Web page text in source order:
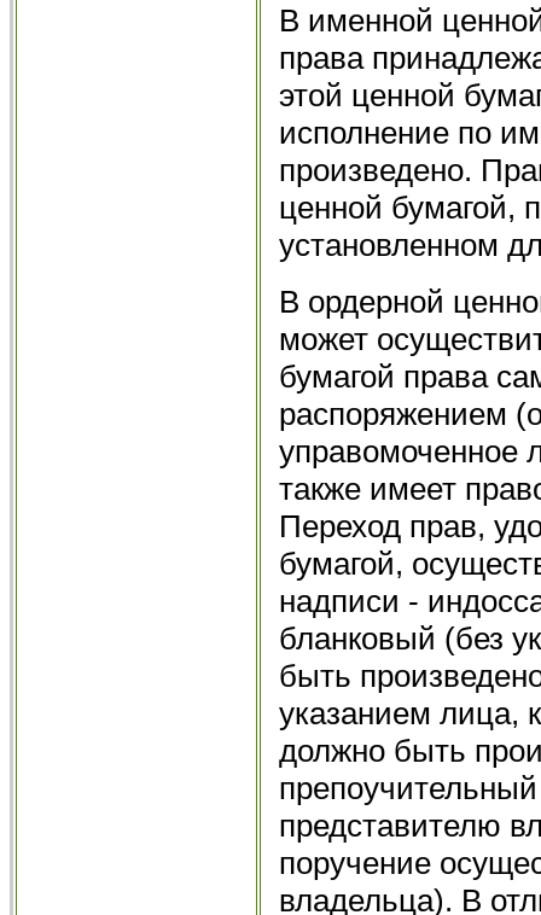
В именной
права
этой ценной
исполнение по
произведено.
ценной бумагой,
установленном
В ордерной
может
бумагой права
распоряжением
управомоченное
также имеет
Переход прав,
бумагой,
надписи -
бланковый (без
быть
указанием лица,
должно быть
представителю
поручение
владельца). В